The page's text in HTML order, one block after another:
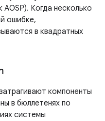
Когда несколько
ошибке,
в квадратных
компоненты
в бюллетенях по
системы